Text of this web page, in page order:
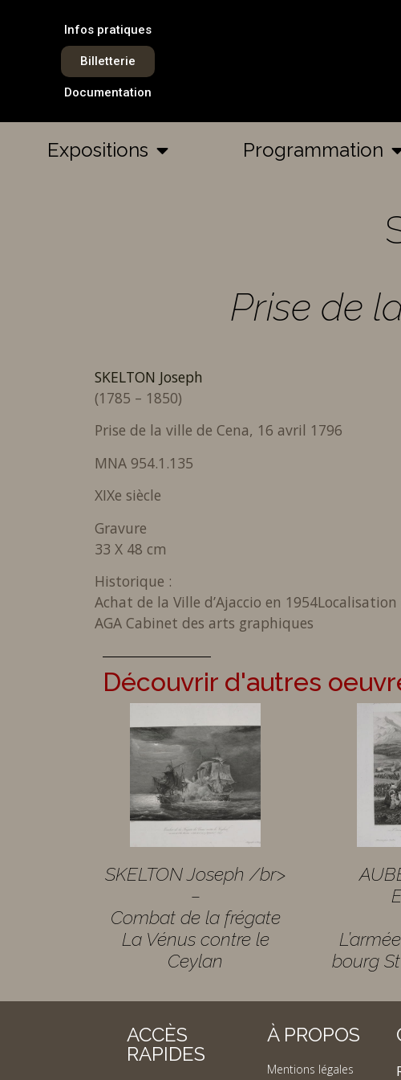
Infos pratiques
Billetterie
Documentation
Expositions Programmation
Prise de
SKELTON Joseph
(1785 – 1850)
Prise de la ville de Cena, 16 avril 1796
MNA 954.1.135
XIXe siècle
Gravure
33 X 48 cm
Historique :
Achat de la Ville d’Ajaccio en 1954Localisation
AGA Cabinet des arts graphiques
Découvrir d'autres
SKELTON Joseph /br>
–
Combat de la frégate
La Vénus contre le
Ceylan
bourg
ACCÈS
RAPIDES
À PROPOS
Mentions légales